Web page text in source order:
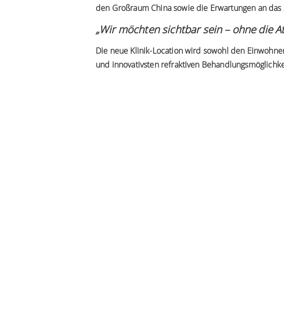
den Großraum China sowie die Erwartungen an
„Wir möchten sichtbar sein – ohne die
Die neue Klinik-Location wird sowohl den
und innovativsten refraktiven